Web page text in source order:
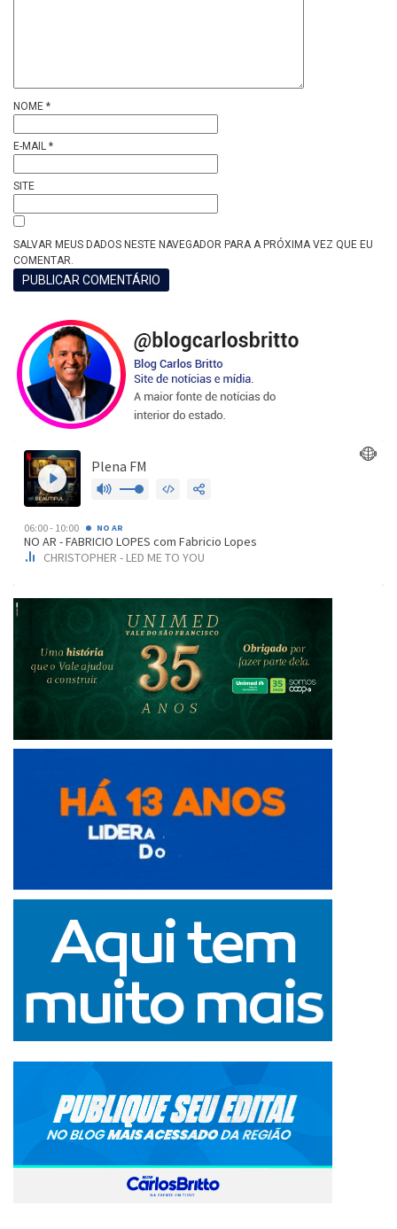
NOME *
E-MAIL *
SITE
SALVAR MEUS DADOS NESTE NAVEGADOR PARA A PRÓXIMA VEZ QUE EU
COMENTAR.